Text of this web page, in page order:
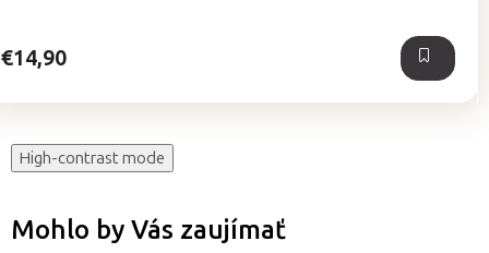
€14,90
High-contrast mode
Mohlo by Vás zaujímať